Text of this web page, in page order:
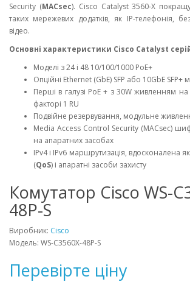
Security (MACsec). Cisco Catalyst 3560-X
таких мережевих додатків, як IP-телефонія,
відео.
Основні характеристики Cisco Catalyst
Моделі з 24 і 48 10/100/1000 PoE+
Опційні Ethernet (GbE) SFP або 10GbE SFP+
Перші в галузі PoE + з 30W живленням
факторі 1 RU
Подвійне резервування, модульне
Media Access Control Security (MACsec)
на апаратних засобах
IPv4 і IPv6 маршрутизація, вдосконалена
(QoS) і апаратні засоби захисту
Комутатор Cisco WS-
48P-S
Виробник: Cisco
Модель: WS-C3560X-48P-S
Перевірте ціну